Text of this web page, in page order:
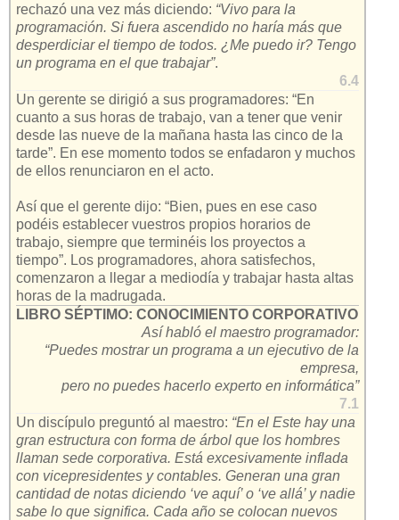
rechazó una vez más diciendo: “Vivo para la
programación. Si fuera ascendido no haría más que
desperdiciar el tiempo de todos. ¿Me puedo ir? Tengo
un programa en el que trabajar”.
6.4
Un gerente se dirigió a sus programadores: “En
cuanto a sus horas de trabajo, van a tener que venir
desde las nueve de la mañana hasta las cinco de la
tarde”. En ese momento todos se enfadaron y muchos
de ellos renunciaron en el acto.
Así que el gerente dijo: “Bien, pues en ese caso
podéis establecer vuestros propios horarios de
trabajo, siempre que terminéis los proyectos a
tiempo”. Los programadores, ahora satisfechos,
comenzaron a llegar a mediodía y trabajar hasta altas
horas de la madrugada.
LIBRO SÉPTIMO: CONOCIMIENTO CORPORATIVO
Así habló el maestro programador:
“Puedes mostrar un programa a un ejecutivo de la
empresa,
pero no puedes hacerlo experto en informática”
7.1
Un discípulo preguntó al maestro: “En el Este hay una
gran estructura con forma de árbol que los hombres
llaman sede corporativa. Está excesivamente inflada
con vicepresidentes y contables. Generan una gran
cantidad de notas diciendo ‘ve aquí’ o ‘ve allá’ y nadie
sabe lo que significa. Cada año se colocan nuevos